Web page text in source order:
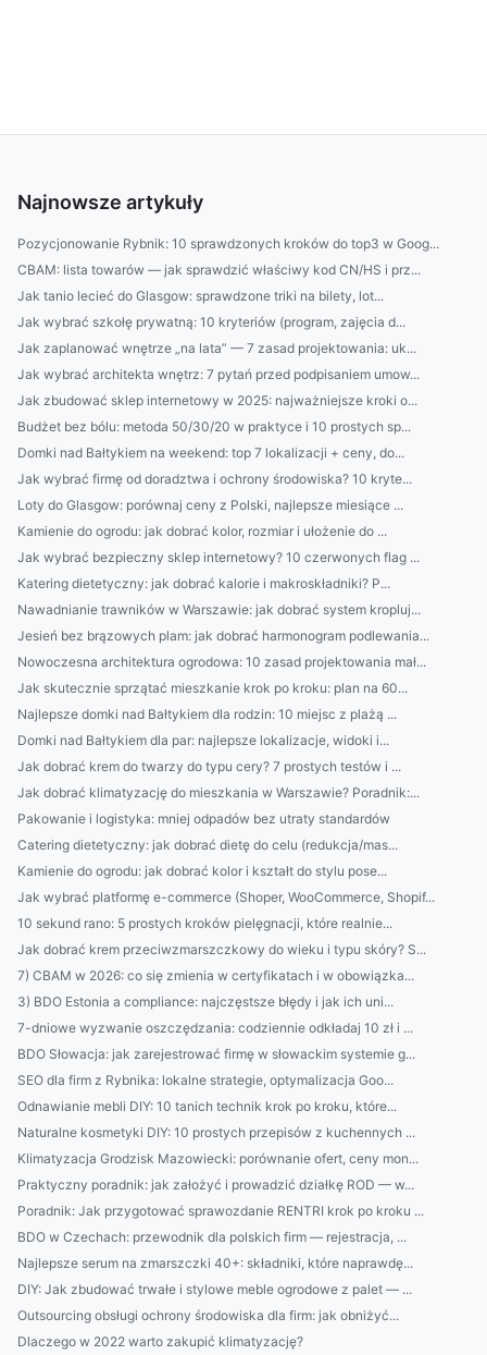
Najnowsze artykuły
Pozycjonowanie Rybnik: 10 sprawdzonych kroków do top3 w Goog...
CBAM: lista towarów — jak sprawdzić właściwy kod CN/HS i prz...
Jak tanio lecieć do Glasgow: sprawdzone triki na bilety, lot...
Jak wybrać szkołę prywatną: 10 kryteriów (program, zajęcia d...
Jak zaplanować wnętrze „na lata” — 7 zasad projektowania: uk...
Jak wybrać architekta wnętrz: 7 pytań przed podpisaniem umow...
Jak zbudować sklep internetowy w 2025: najważniejsze kroki o...
Budżet bez bólu: metoda 50/30/20 w praktyce i 10 prostych sp...
Domki nad Bałtykiem na weekend: top 7 lokalizacji + ceny, do...
Jak wybrać firmę od doradztwa i ochrony środowiska? 10 kryte...
Loty do Glasgow: porównaj ceny z Polski, najlepsze miesiące ...
Kamienie do ogrodu: jak dobrać kolor, rozmiar i ułożenie do ...
Jak wybrać bezpieczny sklep internetowy? 10 czerwonych flag ...
Katering dietetyczny: jak dobrać kalorie i makroskładniki? P...
Nawadnianie trawników w Warszawie: jak dobrać system kropluj...
Jesień bez brązowych plam: jak dobrać harmonogram podlewania...
Nowoczesna architektura ogrodowa: 10 zasad projektowania mał...
Jak skutecznie sprzątać mieszkanie krok po kroku: plan na 60...
Najlepsze domki nad Bałtykiem dla rodzin: 10 miejsc z plażą ...
Domki nad Bałtykiem dla par: najlepsze lokalizacje, widoki i...
Jak dobrać krem do twarzy do typu cery? 7 prostych testów i ...
Jak dobrać klimatyzację do mieszkania w Warszawie? Poradnik:...
Pakowanie i logistyka: mniej odpadów bez utraty standardów
Catering dietetyczny: jak dobrać dietę do celu (redukcja/mas...
Kamienie do ogrodu: jak dobrać kolor i kształt do stylu pose...
Jak wybrać platformę e-commerce (Shoper, WooCommerce, Shopif...
10 sekund rano: 5 prostych kroków pielęgnacji, które realnie...
Jak dobrać krem przeciwzmarszczkowy do wieku i typu skóry? S...
7) CBAM w 2026: co się zmienia w certyfikatach i w obowiązka...
3) BDO Estonia a compliance: najczęstsze błędy i jak ich uni...
7-dniowe wyzwanie oszczędzania: codziennie odkładaj 10 zł i ...
BDO Słowacja: jak zarejestrować firmę w słowackim systemie g...
SEO dla firm z Rybnika: lokalne strategie, optymalizacja Goo...
Odnawianie mebli DIY: 10 tanich technik krok po kroku, które...
Naturalne kosmetyki DIY: 10 prostych przepisów z kuchennych ...
Klimatyzacja Grodzisk Mazowiecki: porównanie ofert, ceny mon...
Praktyczny poradnik: jak założyć i prowadzić działkę ROD — w...
Poradnik: Jak przygotować sprawozdanie RENTRI krok po kroku ...
BDO w Czechach: przewodnik dla polskich firm — rejestracja, ...
Najlepsze serum na zmarszczki 40+: składniki, które naprawdę...
DIY: Jak zbudować trwałe i stylowe meble ogrodowe z palet — ...
Outsourcing obsługi ochrony środowiska dla firm: jak obniżyć...
Dlaczego w 2022 warto zakupić klimatyzację?